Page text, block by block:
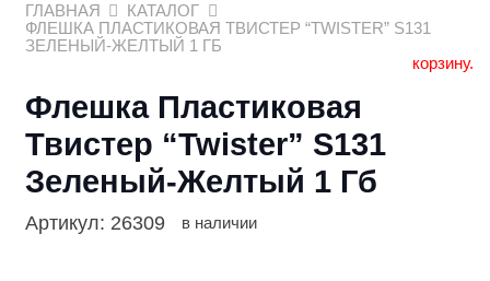
корзину.
ГЛАВНАЯ
КАТАЛОГ
ФЛЕШКА ПЛАСТИКОВАЯ ТВИСТЕР “TWISTER” S131
ЗЕЛЕНЫЙ-ЖЕЛТЫЙ 1 ГБ
Флешка Пластиковая
Твистер “Twister” S131
Зеленый-Желтый 1 Гб
Артикул: 26309 в наличии